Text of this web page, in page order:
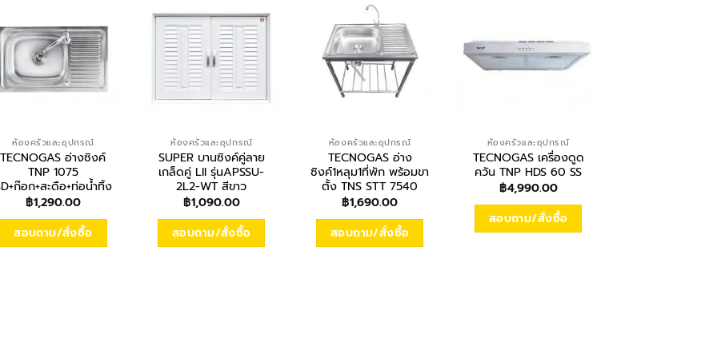
ห้องครัวและอุปกรณ์
TECNOGAS อ่างซิงค์
TNP 1075
ก๊อก+สะดือ+ท่อน้ำทิ้ง
฿1,290.00
สอบถาม/สั่งซื้อ
ห้องครัวและอุปกรณ์
SUPER บานซิงค์คู่ลาย
เกล็ดคู่ LII รุ่นAPSSU-
2L2-WT สีขาว
฿1,090.00
สอบถาม/สั่งซื้อ
ห้องครัวและอุปกรณ์
TECNOGAS อ่าง
ซิงค์1หลุม1ที่พัก พร้อมขา
ตั้ง TNS STT 7540
฿1,690.00
สอบถาม/สั่งซื้อ
ห้องครัวและอุปกรณ์
TECNOGAS เครื่องดูด
ควัน TNP HDS 60 SS
฿4,990.00
สอบถาม/สั่งซื้อ